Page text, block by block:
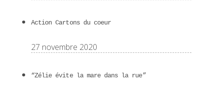
Action Cartons du coeur
27 novembre 2020
“Zélie évite la mare dans la rue”